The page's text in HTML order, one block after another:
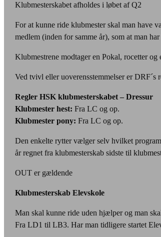
Klubmesterskabet afholdes i løbet af Q2
For at kunne ride klubmester skal man have
medlem (inden for samme år), som at man
Klubmestrene modtager en Pokal, rocetter
Ved tvivl eller uoverensstemmelser er DRF´s
Regler HSK klubmesterskabet – Dressur
Klubmester hest: Fra LC og op.
Klubmester pony: Fra LC og op.
Den enkelte rytter vælger selv hvilket
år regnet fra klubmesterskab sidste til
OUT er gældende
Klubmesterskab Elevskole
Man skal kunne ride uden hjælper og man
Fra LD1 til LB3. Har man tidligere startet